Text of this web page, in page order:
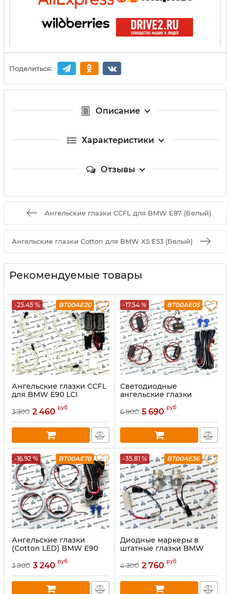
Поделиться:
Описание
Характеристики
Отзывы
Ангельские глазки CCFL для BMW Е87 (Белый)
Ангельские глазки Cotton для BMW X5 E53 (Белый)
Рекомендуемые товары
-25.45 % BT00AE20
Ангельские глазки CCFL
для BMW E90 LCI
(рестайлинг) (Желтый)
3 300 2 460 руб
-17.54 % BT00AE05
Светодиодные
ангельские глазки
Crystal Angel Eyes BMW
E90 (Цвет: Белый)
6 900 5 690 руб
-16.92 % BT00AE78
Ангельские глазки
(Cotton LED) BMW E90
(Оранжевый)
3 900 3 240 руб
-35.81 % BT00AE36
Диодные маркеры в
штатные глазки BMW
4 300 2 760 руб